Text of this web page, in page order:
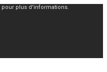
pour plus d'informations.